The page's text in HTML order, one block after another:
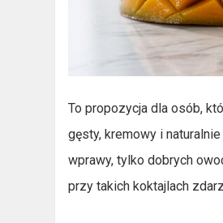
To propozycja dla osób,
gęsty, kremowy i
wprawy, tylko dobrych
przy takich koktajlach